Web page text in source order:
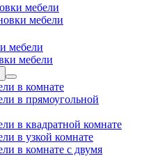
мебели
мебели
мебели
мебели
в комнате
в прямоугольной
в квадратной комнате
в узкой комнате
в комнате с двумя